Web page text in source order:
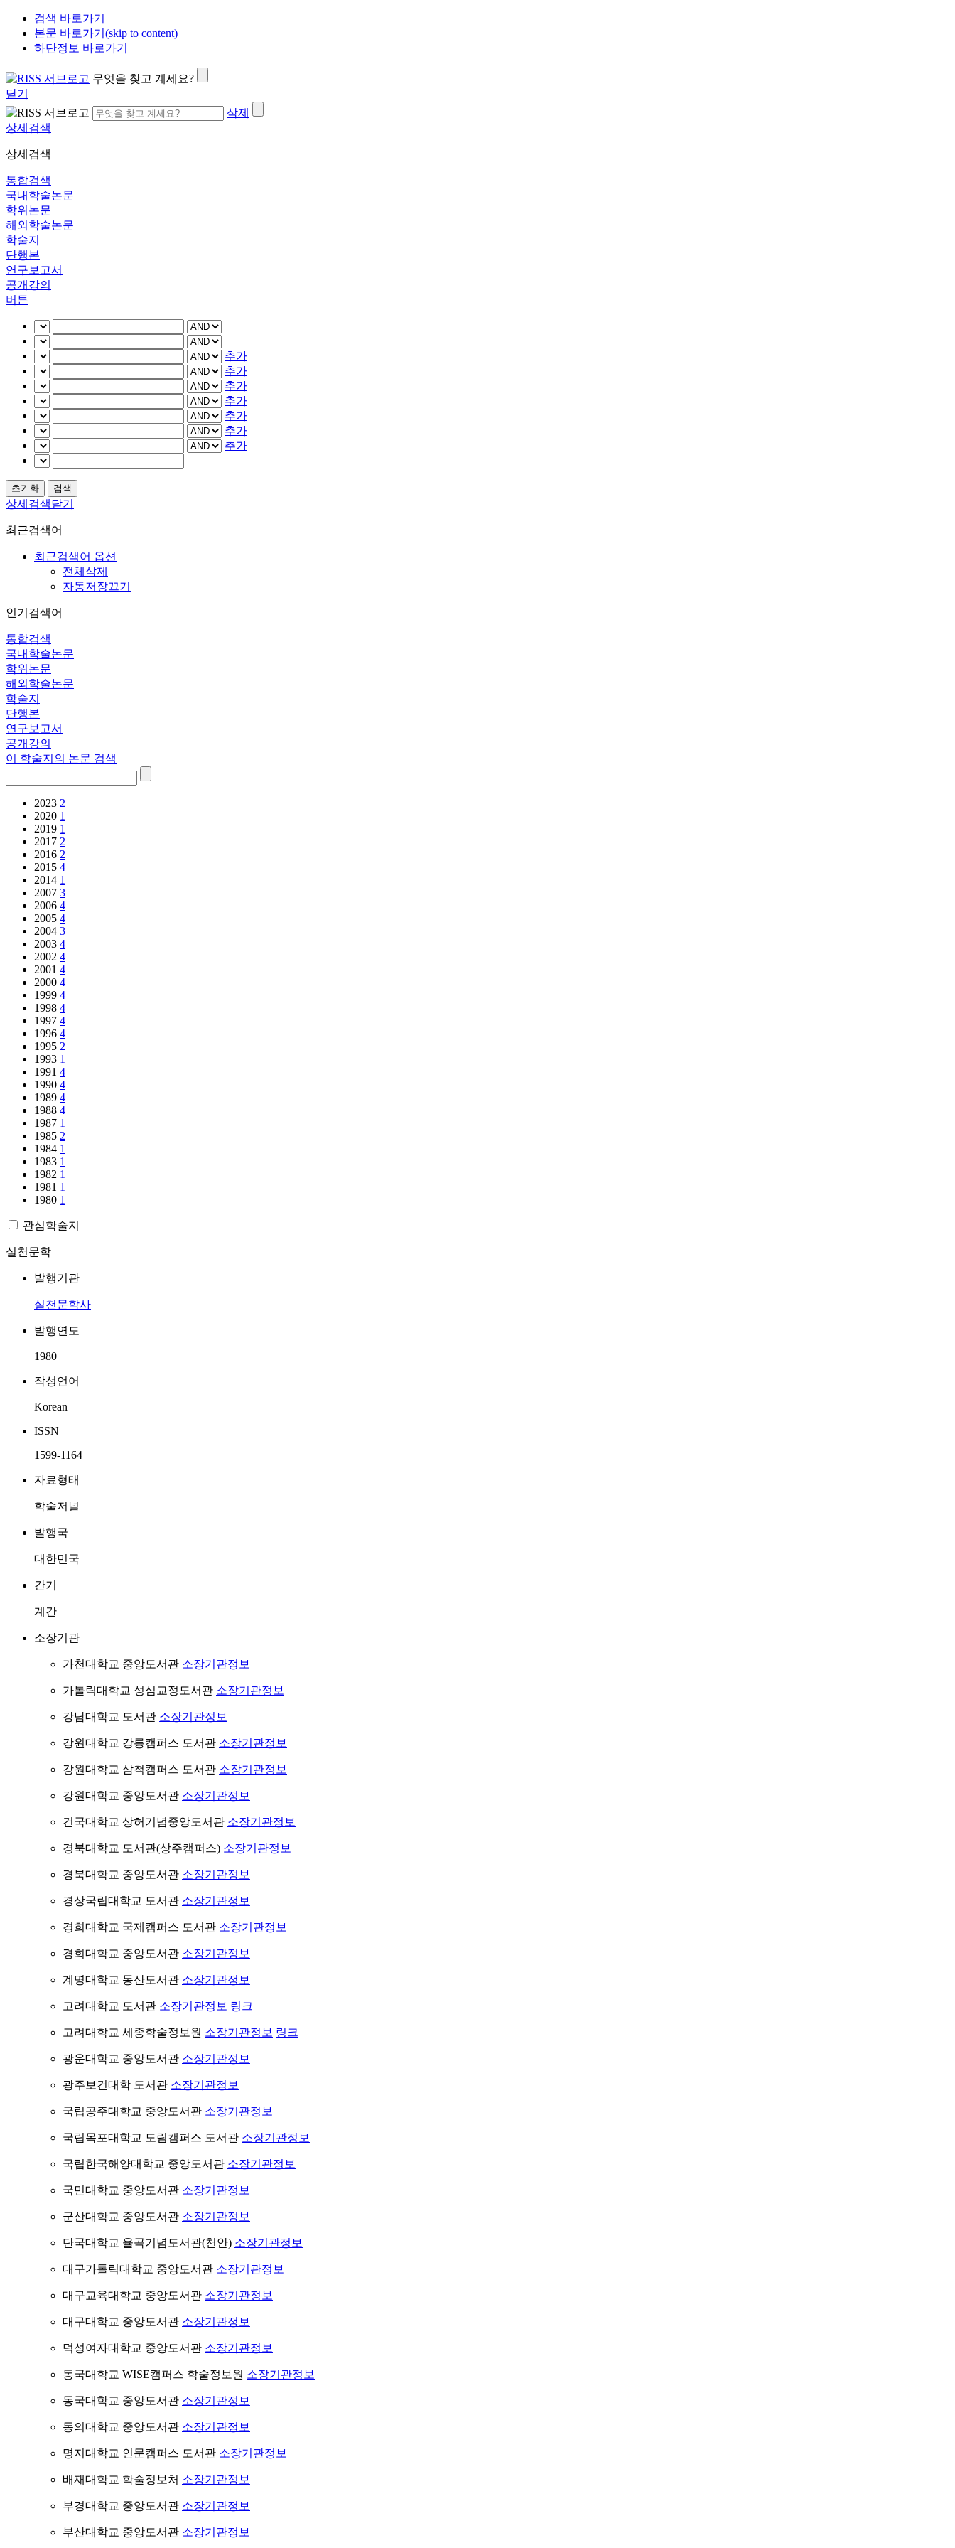
검색 바로가기
본문 바로가기(skip to content)
하단정보 바로가기
무엇을 찾고 계세요?
닫기
삭제
상세검색
상세검색
통합검색
국내학술논문
학위논문
해외학술논문
학술지
단행본
연구보고서
공개강의
버튼
추가
추가
추가
추가
추가
추가
추가
상세검색닫기
최근검색어
최근검색어 옵션
전체삭제
자동저장끄기
인기검색어
통합검색
국내학술논문
학위논문
해외학술논문
학술지
단행본
연구보고서
공개강의
이 학술지의 논문 검색
2023 2
2020 1
2019 1
2017 2
2016 2
2015 4
2014 1
2007 3
2006 4
2005 4
2004 3
2003 4
2002 4
2001 4
2000 4
1999 4
1998 4
1997 4
1996 4
1995 2
1993 1
1991 4
1990 4
1989 4
1988 4
1987 1
1985 2
1984 1
1983 1
1982 1
1981 1
1980 1
관심학술지
실천문학
발행기관
실천문학사
발행연도
1980
작성언어
Korean
ISSN
1599-1164
자료형태
학술저널
발행국
대한민국
간기
계간
소장기관
가천대학교 중앙도서관 소장기관정보
가톨릭대학교 성심교정도서관 소장기관정보
강남대학교 도서관 소장기관정보
강원대학교 강릉캠퍼스 도서관 소장기관정보
강원대학교 삼척캠퍼스 도서관 소장기관정보
강원대학교 중앙도서관 소장기관정보
건국대학교 상허기념중앙도서관 소장기관정보
경북대학교 도서관(상주캠퍼스) 소장기관정보
경북대학교 중앙도서관 소장기관정보
경상국립대학교 도서관 소장기관정보
경희대학교 국제캠퍼스 도서관 소장기관정보
경희대학교 중앙도서관 소장기관정보
계명대학교 동산도서관 소장기관정보
고려대학교 도서관 소장기관정보 링크
고려대학교 세종학술정보원 소장기관정보 링크
광운대학교 중앙도서관 소장기관정보
광주보건대학 도서관 소장기관정보
국립공주대학교 중앙도서관 소장기관정보
국립목포대학교 도림캠퍼스 도서관 소장기관정보
국립한국해양대학교 중앙도서관 소장기관정보
국민대학교 중앙도서관 소장기관정보
군산대학교 중앙도서관 소장기관정보
단국대학교 율곡기념도서관(천안) 소장기관정보
대구가톨릭대학교 중앙도서관 소장기관정보
대구교육대학교 중앙도서관 소장기관정보
대구대학교 중앙도서관 소장기관정보
덕성여자대학교 중앙도서관 소장기관정보
동국대학교 WISE캠퍼스 학술정보원 소장기관정보
동국대학교 중앙도서관 소장기관정보
동의대학교 중앙도서관 소장기관정보
명지대학교 인문캠퍼스 도서관 소장기관정보
배재대학교 학술정보처 소장기관정보
부경대학교 중앙도서관 소장기관정보
부산대학교 중앙도서관 소장기관정보